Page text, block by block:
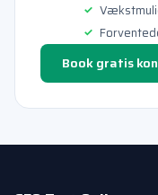
Book gratis